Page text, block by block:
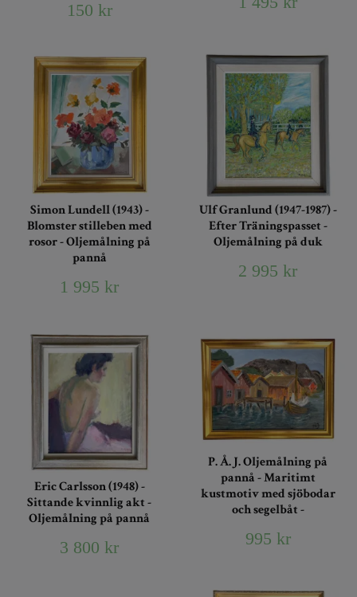
150 kr
Simon Lundell (1943) -
Blomster stilleben med
rosor - Oljemålning på
pannå
1 995 kr
Ulf Granlund (1947-1987) -
Efter Träningspasset -
Oljemålning på duk
2 995 kr
Eric Carlsson (1948) -
Sittande kvinnlig akt -
Oljemålning på pannå
3 800 kr
P. Å. J. Oljemålning på
pannå - Maritimt
kustmotiv med sjöbodar
och segelbåt -
995 kr